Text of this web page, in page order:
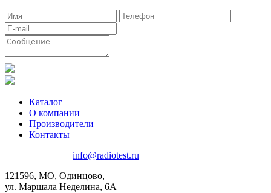
Каталог
О компании
Производители
Контакты
info@radiotest.ru
121596, МО, Одинцово,
ул. Маршала Неделина, 6А